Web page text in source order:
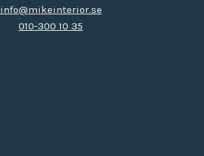
info@mikeinterior.se
010-300 10 35